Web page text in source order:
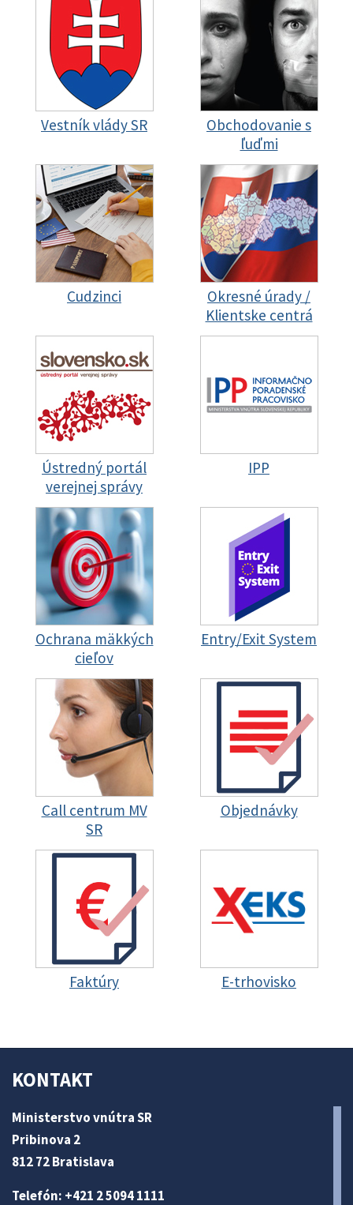
Vestník vlády SR
Obchodovanie s
ľuďmi
Cudzinci
Okresné úrady /
Klientske centrá
Ústredný portál
verejnej správy
IPP
Ochrana mäkkých
cieľov
Entry/Exit System
Call centrum MV
SR
Objednávky
Faktúry E-trhovisko
KONTAKT
Ministerstvo vnútra SR
Pribinova 2
812 72 Bratislava
Telefón: +421 2 5094 1111